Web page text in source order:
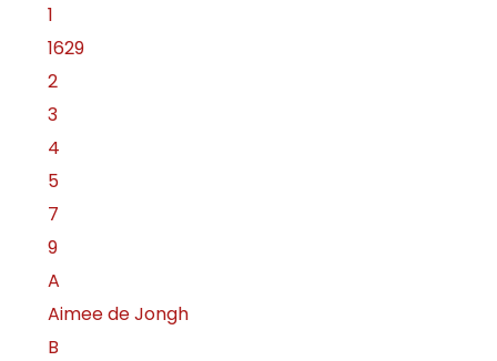
1
1629
2
3
4
5
7
9
A
Aimee de Jongh
B